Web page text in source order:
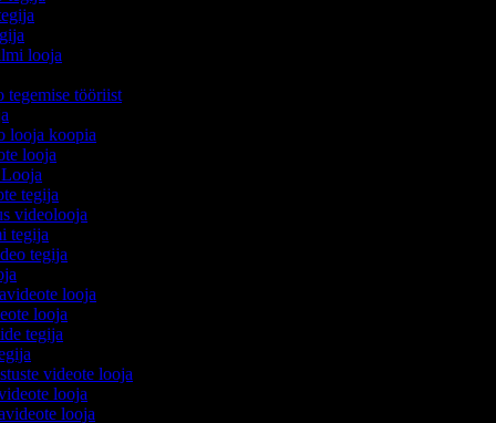
looja
tegemise tööriist
looja koopia
looja
tegija
videolooja
tegija
tegija
looja
looja
tegija
videote looja
looja
looja